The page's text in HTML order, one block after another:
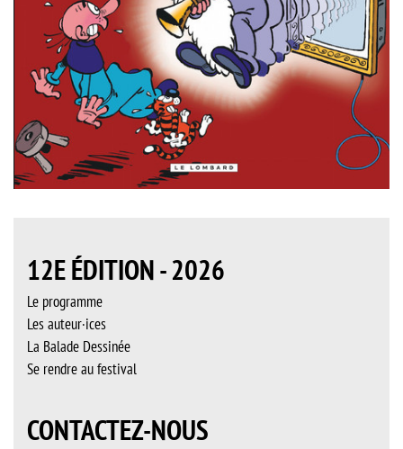
12E ÉDITION - 2026
Le programme
Les auteur·ices
La Balade Dessinée
Se rendre au festival
CONTACTEZ-NOUS